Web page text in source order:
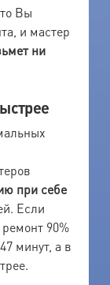
Вы
и мастер
ни
при себе
Если
ремонт 90%
минут, а в